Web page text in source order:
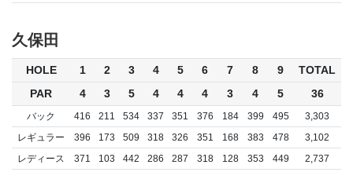
久保田
HOLE 1 2 3 4 5 6 7 8 9
TOTAL
PAR
4 3 5 4 4 4 3 4 5 36
バック 416 211 534 337 351 376 184 399 495
3,303
レギュラー
396 173 509 318 326 351 168 383 478
3,102
レディース
371 103 442 286 287 318 128 353 449
2,737